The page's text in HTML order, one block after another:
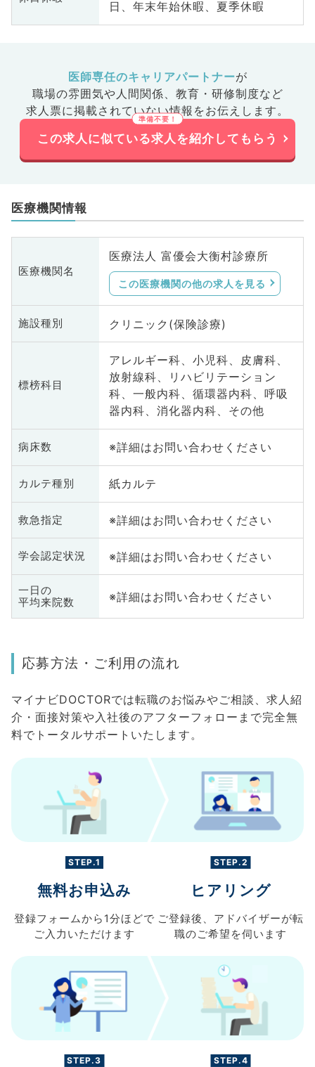
日、年末年始休暇、夏季休暇
医師専任のキャリアパートナーが
職場の雰囲気や人間関係、 教育・研修制度など
求人票に掲載されていない情報をお伝えします。
この求人に似ている求人を紹介してもらう
医療機関情報
医療機関名
医療法人 富優会大衡村診療所
この医療機関の他の求人を見る
施設種別 クリニック(保険診療)
標榜科目
アレルギー科、小児科、皮膚科、
放射線科、リハビリテーション
科、一般内科、循環器内科、呼吸
器内科、消化器内科、その他
病床数 ※詳細はお問い合わせください
カルテ種別 紙カルテ
救急指定 ※詳細はお問い合わせください
学会認定状況 ※詳細はお問い合わせください
一日の
平均来院数
※詳細はお問い合わせください
応募方法・ご利用の流れ
マイナビDOCTORでは転職のお悩みやご相談、求人紹
介・面接対策や入社後のアフターフォローまで完全無
料でトータルサポートいたします。
STEP.1
無料お申込み
登録フォームから 1分ほどで
ご入力 いただけます
STEP.2
ヒアリング
ご登録後、 アドバイザーが転
職のご希望を伺います
STEP.3 STEP.4